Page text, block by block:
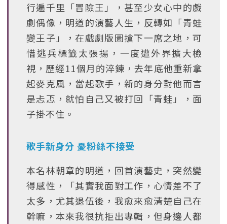
行遍千里「冒險王」，甚至少女心中的戲
劇偶像，明道的演藝人生，反轉如「青蛙
變王子」，在戲劇版圖搶下一席之地，可
惜逃兵標籤太張揚，一度遭外界擴大檢
視，歷經11個月的淬鍊，去年底他重新拿
起麥克風，當起歌手，新的身分對他而言
是忐忑，就怕自己又被打回「青蛙」，面
子掛不住。
歌手新身分 憂粉絲不接受
本名林朝章的明道，回首演藝史，突然變
得感性，「其實我面對工作，心情差不了
太多，尤其退伍後，我愈來愈清楚自己在
幹嘛，本來我很抗拒出專輯，但身邊人都